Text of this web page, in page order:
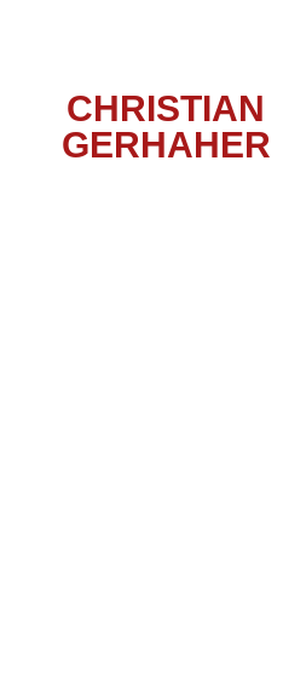
CHRISTIAN
GERHAHER